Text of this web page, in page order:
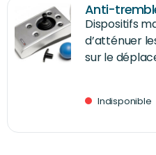
Anti-
Dispositifs
d’atténuer
sur le
Indisponible